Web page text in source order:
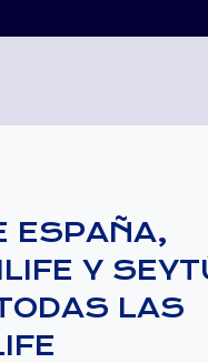
ESPAÑA,
Y
LAS